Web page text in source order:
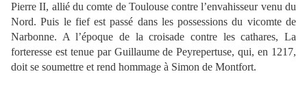
Pierre II, allié du comte de Toulouse contre l’envahisseur venu du
Nord. Puis le fief est passé dans les possessions du vicomte de
Narbonne. A l’époque de la croisade contre les cathares, La
forteresse est tenue par Guillaume de Peyrepertuse, qui, en 1217,
doit se soumettre et rend hommage à Simon de Montfort.